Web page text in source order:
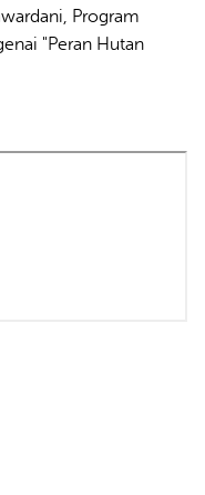
Program
"Peran Hutan